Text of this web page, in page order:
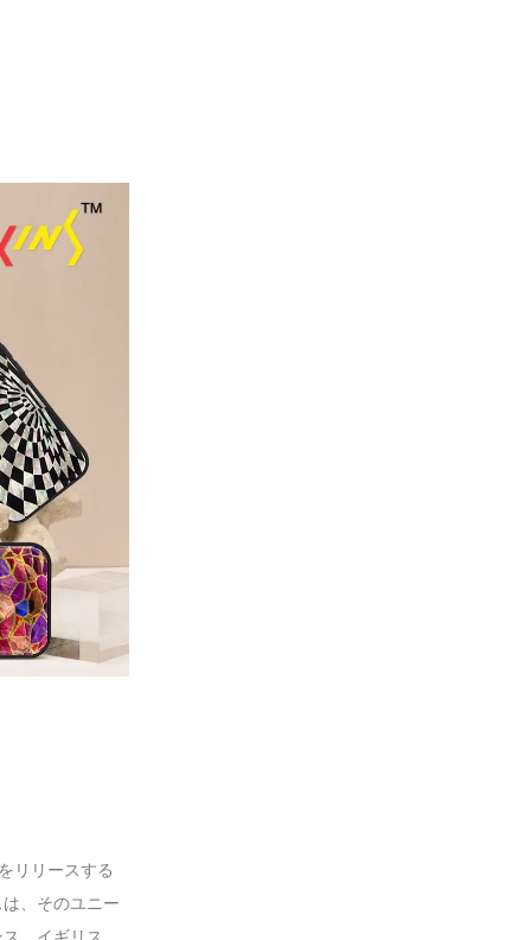
リリースする
、そのユニー
、イギリス、